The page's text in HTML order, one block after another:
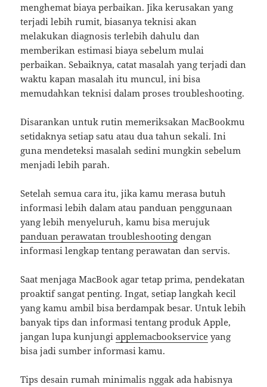
menghemat biaya perbaikan. Jika kerusakan yang
terjadi lebih rumit, biasanya teknisi akan
melakukan diagnosis terlebih dahulu dan
memberikan estimasi biaya sebelum mulai
perbaikan. Sebaiknya, catat masalah yang terjadi dan
waktu kapan masalah itu muncul, ini bisa
memudahkan teknisi dalam proses troubleshooting.
Disarankan untuk rutin memeriksakan MacBookmu
setidaknya setiap satu atau dua tahun sekali. Ini
guna mendeteksi masalah sedini mungkin sebelum
menjadi lebih parah.
Setelah semua cara itu, jika kamu merasa butuh
informasi lebih dalam atau panduan penggunaan
yang lebih menyeluruh, kamu bisa merujuk
panduan perawatan troubleshooting dengan
informasi lengkap tentang perawatan dan servis.
Saat menjaga MacBook agar tetap prima, pendekatan
proaktif sangat penting. Ingat, setiap langkah kecil
yang kamu ambil bisa berdampak besar. Untuk lebih
banyak tips dan informasi tentang produk Apple,
jangan lupa kunjungiapplemacbookservice yang
bisa jadi sumber informasi kamu.
Tips desain rumah minimalis nggak ada habisnya